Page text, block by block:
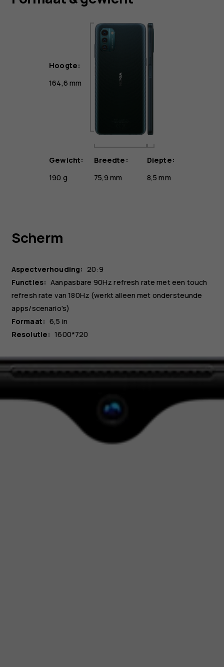
Hoogte:
164,6 mm
Gewicht:
190 g
Breedte:
75,9 mm
Diepte:
8,5 mm
Scherm
Aspectverhouding: 20:9
Functies: Aanpasbare 90Hz refresh rate met een touch
refresh rate van 180Hz (werkt alleen met ondersteunde
apps/scenario's)
Formaat: 6,5 in
Resolutie: 1600*720